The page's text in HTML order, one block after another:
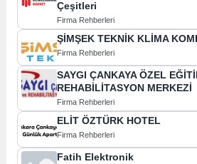
Çeşitleri
Firma Rehberleri
ŞİMŞEK TEKNİK KLİMA
Firma Rehberleri
SAYGI ÇANKAYA ÖZEL
REHABİLİTASYON MERKEZİ
Firma Rehberleri
ELİT ÖZTÜRK HOTEL
Firma Rehberleri
Fatih Elektronik